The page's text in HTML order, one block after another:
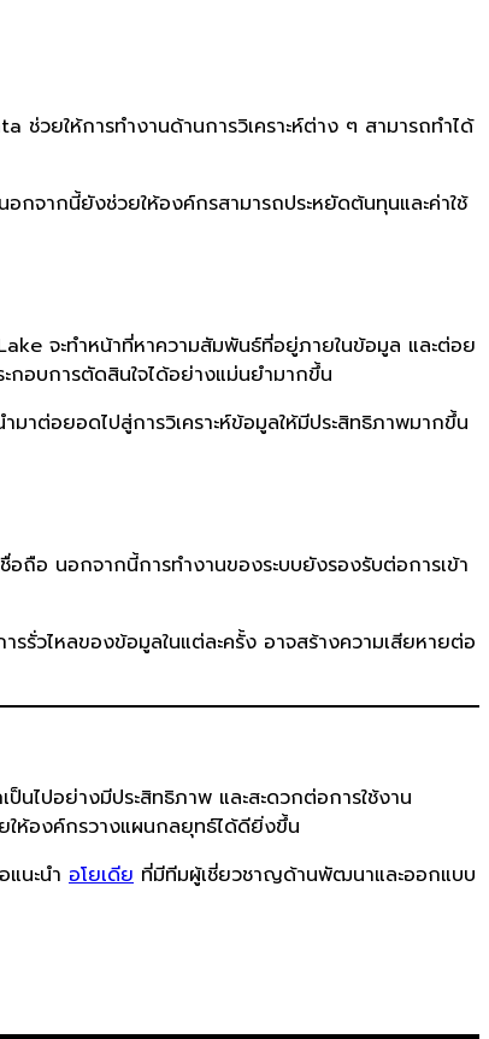
ช่วยให้การทำงานด้านการวิเคราะห์ต่าง ๆ สามารถทำได้
กจากนี้ยังช่วยให้องค์กรสามารถประหยัดต้นทุนและค่าใช้
จะทำหน้าที่หาความสัมพันธ์ที่อยู่ภายในข้อมูล และต่อย
กอบการตัดสินใจได้อย่างแม่นยำมากขึ้น
ต่อยอดไปสู่การวิเคราะห์ข้อมูลให้มีประสิทธิภาพมากขึ้น
อ นอกจากนี้การทำงานของระบบยังรองรับต่อการเข้า
รั่วไหลของข้อมูลในแต่ละครั้ง อาจสร้างความเสียหายต่อ
นไปอย่างมีประสิทธิภาพ และสะดวกต่อการใช้งาน
ห้องค์กรวางแผนกลยุทธ์ได้ดียิ่งขึ้น
นะนำ อโยเดีย ที่มีทีมผู้เชี่ยวชาญด้านพัฒนาและออกแบบ